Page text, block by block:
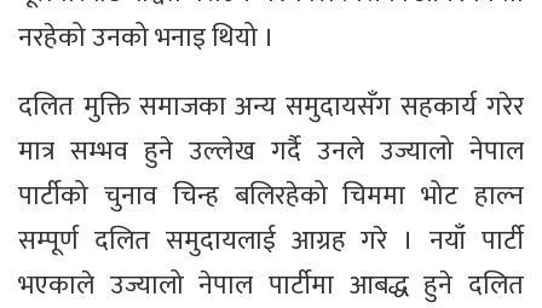
नरहेको उनको भनाइ थियो ।
दलित मुक्ति समाजका अन्य समुदायसँग सहकार्य गरेर
मात्र सम्भव हुने उल्लेख गर्दै उनले उज्यालो नेपाल
पार्टीको चुनाव चिन्ह बलिरहेको चिममा भोट हाल्न
सम्पूर्ण दलित समुदायलाई आग्रह गरे । नयाँ पार्टी
भएकाले उज्यालो नेपाल पार्टीमा आबद्ध हुने दलित